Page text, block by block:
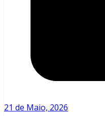
21 de Maio, 2026